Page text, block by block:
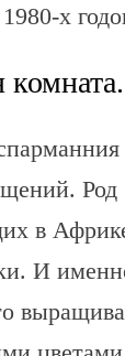
х
комната.
Род
в
И именно